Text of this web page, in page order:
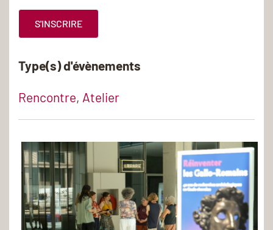
S'INSCRIRE
Type(s) d'évènements
Rencontre, Atelier